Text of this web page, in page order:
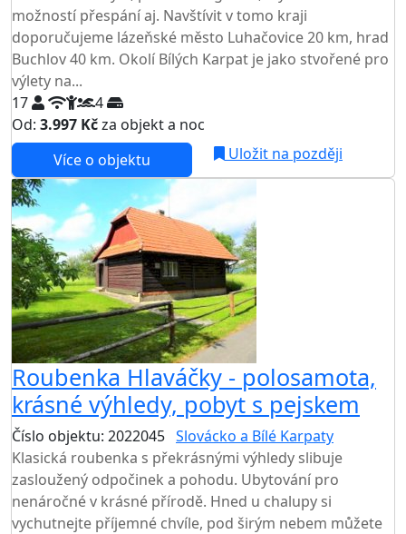
možností přespání aj. Navštívit v tomo kraji
doporučujeme lázeňské město Luhačovice 20 km, hrad
Buchlov 40 km. Okolí Bílých Karpat je jako stvořené pro
výlety na...
17
4
Od: 3.997 Kčza objekt a noc
Více o objektu
Uložit na později
Roubenka Hlaváčky - polosamota,
krásné výhledy, pobyt s pejskem
Číslo objektu: 2022045 Slovácko a Bílé Karpaty
Klasická roubenka s překrásnými výhledy slibuje
zasloužený odpočinek a pohodu. Ubytování pro
nenáročné v krásné přírodě. Hned u chalupy si
vychutnejte příjemné chvíle, pod širým nebem můžete